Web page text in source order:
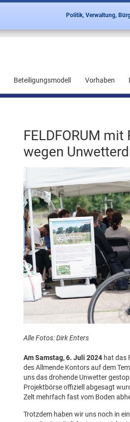
Politik, Verwaltung,
Beteiligungsmodell Vorhaben
FELDFORUM mit
wegen
Alle Fotos: Dirk Enters
Am Samstag, 6. Juli 2024hat das
des Allmende Kontors auf dem
uns das drohende Unwetter
Projektbörse offiziell abgesagt
Zelt mehrfach fast vom Boden
Trotzdem haben wir uns noch in